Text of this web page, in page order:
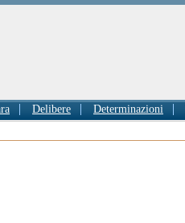
Delibere Determinazioni